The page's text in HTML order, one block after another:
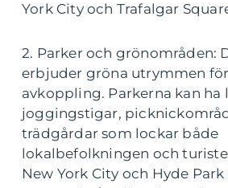
York City och Trafalgar
2. Parker och grönområden:
erbjuder gröna utrymmen
avkoppling. Parkerna kan ha
joggingstigar,
trädgårdar som lockar både
lokalbefolkningen och
New York City och Hyde